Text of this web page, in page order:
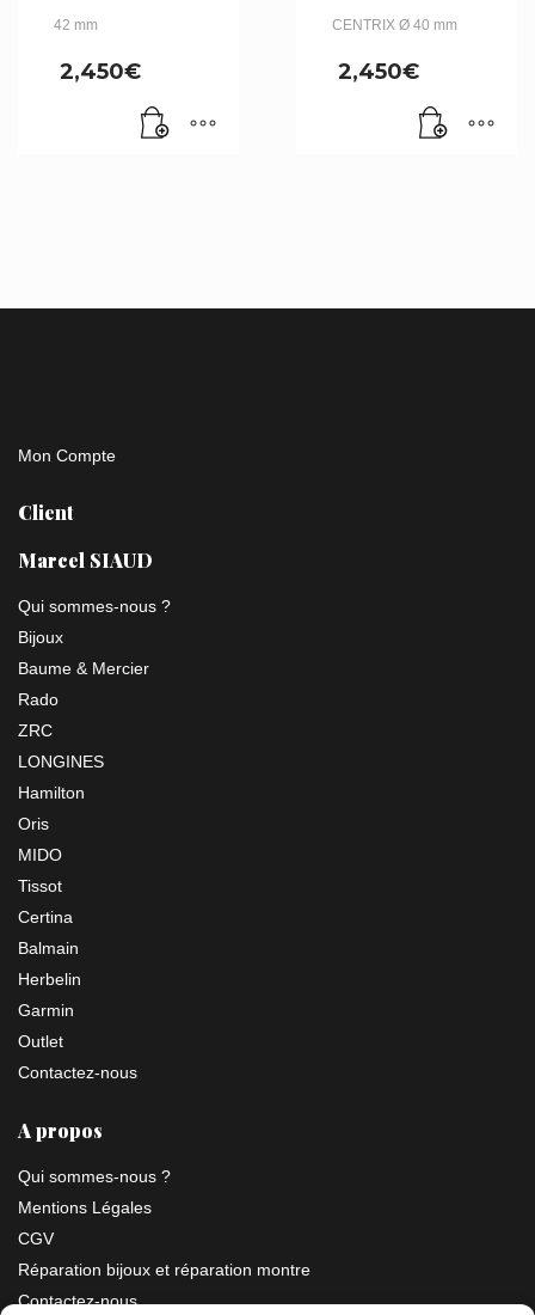
42 mm
2,450€
CENTRIX Ø 40 mm
2,450€
Mon Compte
Client
Marcel SIAUD
Qui sommes-nous ?
Bijoux
Baume & Mercier
Rado
ZRC
LONGINES
Hamilton
Oris
MIDO
Tissot
Certina
Balmain
Herbelin
Garmin
Outlet
Contactez-nous
A propos
Qui sommes-nous ?
Mentions Légales
CGV
Réparation bijoux et réparation montre
Contactez-nous